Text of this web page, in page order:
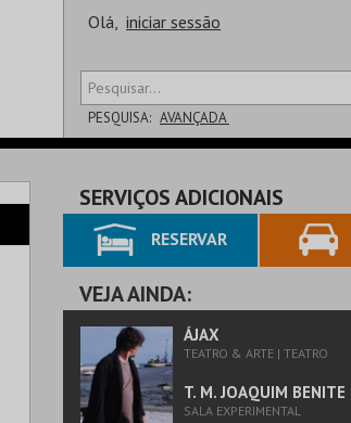
Olá, iniciar sessão
PESQUISA: AVANÇADA
SALA
SERVIÇOS ADICIONAIS
RESERVAR
VEJA AINDA:
ÁJAX
TEATRO & ARTE | TEATRO
T. M. JOAQUIM BENITE
SALA EXPERIMENTAL